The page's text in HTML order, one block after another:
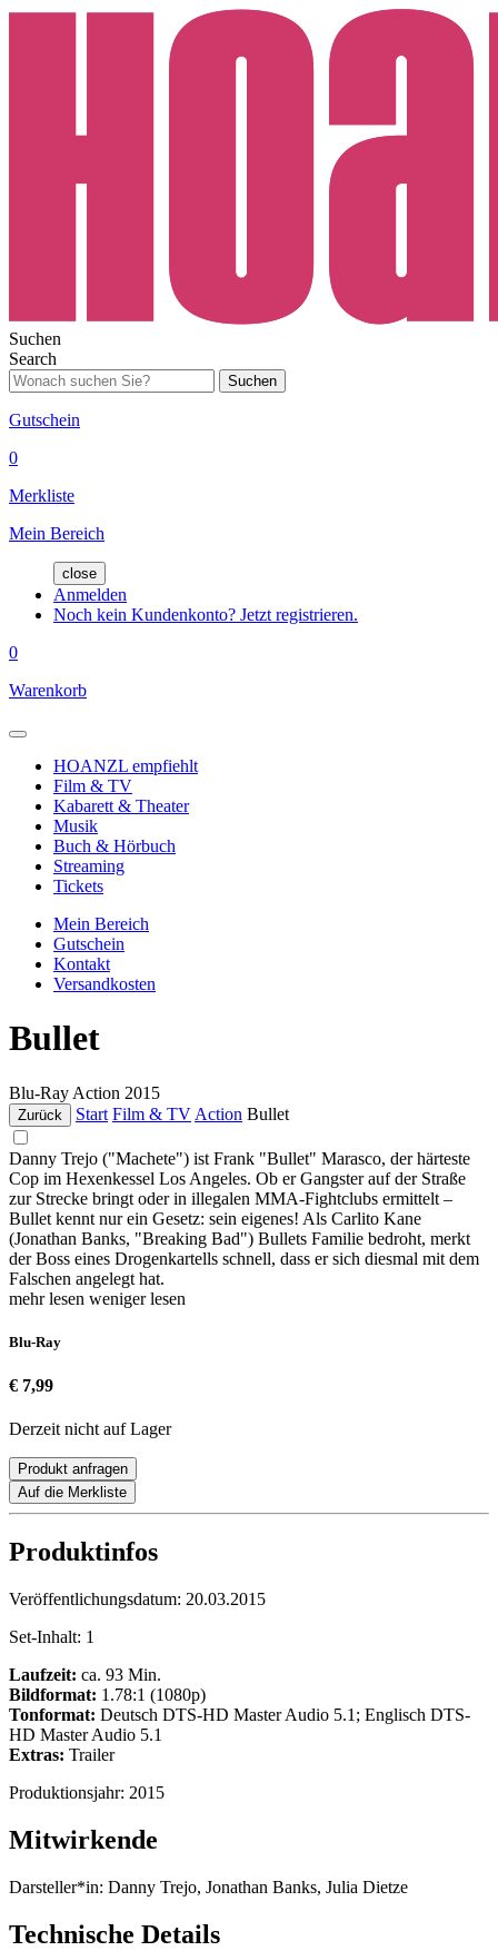
Suchen
Search
Suchen
Gutschein
0
Merkliste
Mein Bereich
close
Anmelden
Noch kein Kundenkonto? Jetzt registrieren.
0
Warenkorb
HOANZL empfiehlt
Film & TV
Kabarett & Theater
Musik
Buch & Hörbuch
Streaming
Tickets
Mein Bereich
Gutschein
Kontakt
Versandkosten
Bullet
Blu-Ray Action 2015
Zurück Start Film & TV Action Bullet
Danny Trejo ("Machete") ist Frank "Bullet" Marasco, der härteste
Cop im Hexenkessel Los Angeles. Ob er Gangster auf der Straße
zur Strecke bringt oder in illegalen MMA-Fightclubs ermittelt –
Bullet kennt nur ein Gesetz: sein eigenes! Als Carlito Kane
(Jonathan Banks, "Breaking Bad") Bullets Familie bedroht, merkt
der Boss eines Drogenkartells schnell, dass er sich diesmal mit dem
Falschen angelegt hat.
mehr lesen weniger lesen
Blu-Ray
€ 7,99
Derzeit nicht auf Lager
Produkt anfragen
Auf die Merkliste
Produktinfos
Veröffentlichungsdatum: 20.03.2015
Set-Inhalt: 1
Laufzeit: ca. 93 Min.
Bildformat: 1.78:1 (1080p)
Tonformat: Deutsch DTS-HD Master Audio 5.1; Englisch DTS-
HD Master Audio 5.1
Extras: Trailer
Produktionsjahr: 2015
Mitwirkende
Darsteller*in: Danny Trejo, Jonathan Banks, Julia Dietze
Technische Details